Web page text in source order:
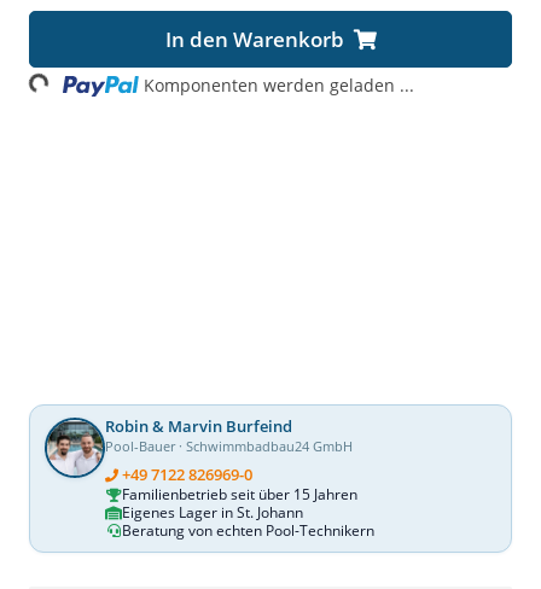
In den Warenkorb
Komponenten werden geladen ...
Robin & Marvin Burfeind
Pool-Bauer · Schwimmbadbau24 GmbH
+49 7122 826969-0
Familienbetrieb seit über 15 Jahren
Eigenes Lager in St. Johann
Beratung von echten Pool-Technikern